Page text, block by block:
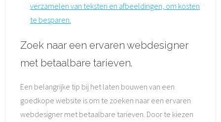
verzamelen van teksten en afbeeldingen, om kosten
te besparen.
Zoek naar een ervaren webdesigner
met betaalbare tarieven.
Een belangrijke tip bij het laten bouwen van een
goedkope website is om te zoeken naar een ervaren
webdesigner met betaalbare tarieven. Door te kiezen